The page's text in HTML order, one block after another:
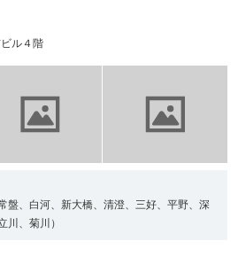
ル４階
盤、白河、新大橋、清澄、三好、平野、深
川、菊川）